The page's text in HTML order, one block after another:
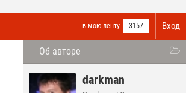
Вход
в мою ленту 3157
Об авторе
darkman